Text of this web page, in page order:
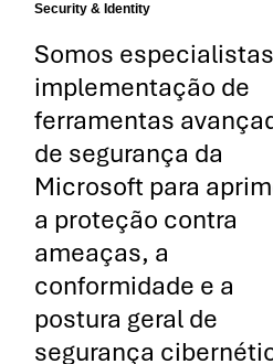
Security & Identity
Somos
implementação de
ferramentas
de segurança da
Microsoft para
a proteção contra
ameaças, a
conformidade e a
postura geral de
segurança